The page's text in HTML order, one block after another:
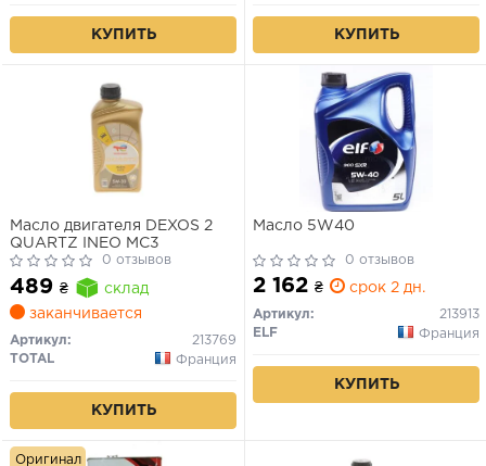
КУПИТЬ КУПИТЬ
Масло двигателя DEXOS 2
QUARTZ INEO MC3
0 отзывов
489 ₴
склад
заканчивается
Артикул:
213769
TOTAL
Франция
КУПИТЬ
Масло 5W40
0 отзывов
2 162 ₴ срок 2 дн.
Артикул:
213913
ELF
Франция
КУПИТЬ
Оригинал